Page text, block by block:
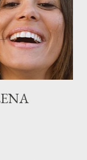
y medios
el lema “Cien